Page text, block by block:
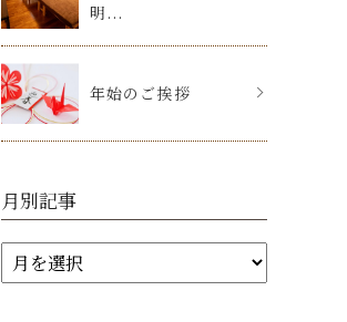
明...
年始のご挨拶
月別記事